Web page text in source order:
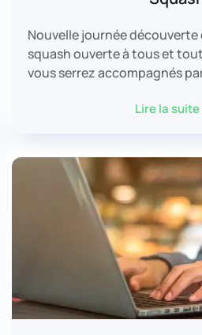
Nouvelle journée
squash ouverte à tous et
vous serrez accompagnés
Lire la suite